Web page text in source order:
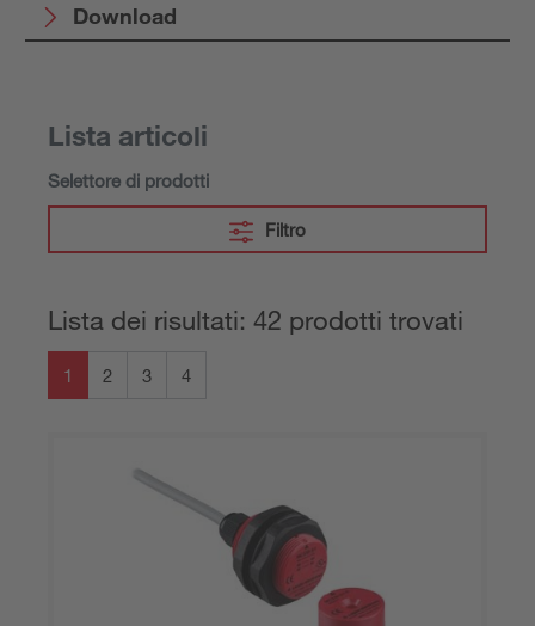
Download
Lista articoli
Selettore di prodotti
Filtro
Lista dei risultati: 42 prodotti trovati
1 2 3 4